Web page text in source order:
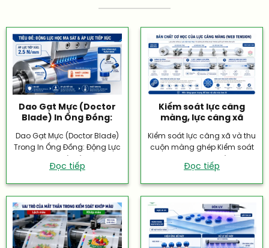
Dao Gạt Mực (Doctor
Blade) In Ống Đồng:
Động Lực Học Cơ Học
Dao Gạt Mực (Doctor Blade)
Trong In Ống Đồng: Động Lực
Đọc tiếp
Kiểm soát lực căng
màng, lực căng xã
cuộn.
Kiểm soát lực căng xã và thu
cuộn màng ghép Kiểm soát
Đọc tiếp